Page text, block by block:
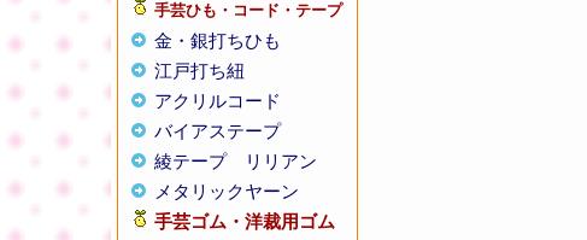
手芸ひも・コード・テープ
金・銀打ちひも
江戸打ち紐
アクリルコード
バイアステープ
綾テープ
リリアン
メタリックヤーン
手芸ゴム・洋裁用ゴム